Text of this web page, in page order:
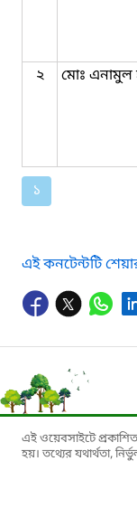
২ মোঃ
১
এই কনটেন্টটি
এই ওয়েবসাইটে
হয়। তথ্যের যথার্থতা,